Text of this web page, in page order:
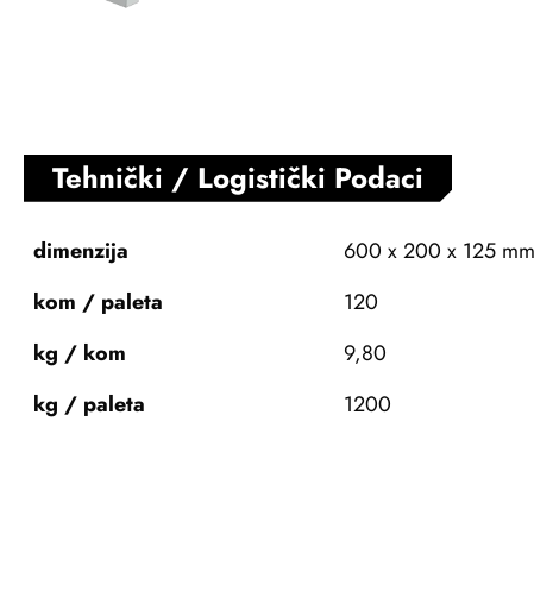
Tehnički / Logistički Podaci
dimenzija
600 x 200 x 125 mm
kom / paleta
120
kg / kom
9,80
kg / paleta
1200